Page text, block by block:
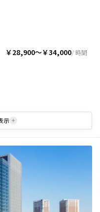
￥28,900〜￥34,000/ 時間
示